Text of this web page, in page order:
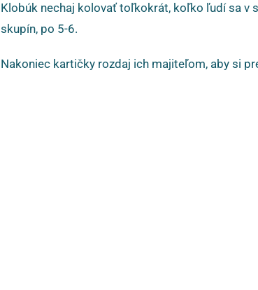
Klobúk nechaj kolovať toľkokrát, koľko ľudí sa v
skupín, po 5-6.
Nakoniec kartičky rozdaj ich majiteľom, aby si